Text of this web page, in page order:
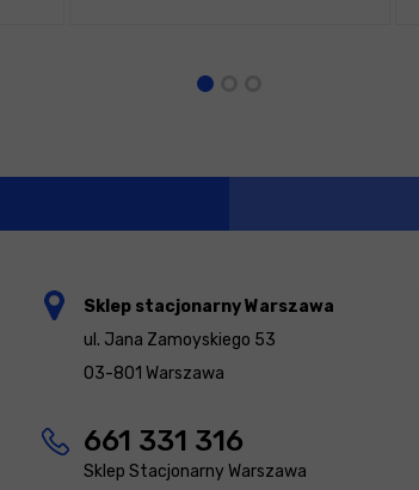
Sklep stacjonarny Warszawa
ul. Jana Zamoyskiego 53
03-801 Warszawa
661 331 316
Sklep Stacjonarny Warszawa